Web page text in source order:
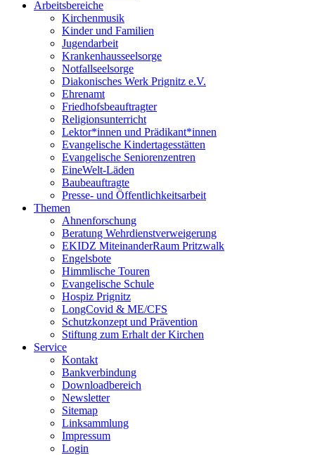
Arbeitsbereiche
Kirchenmusik
Kinder und Familien
Jugendarbeit
Krankenhausseelsorge
Notfallseelsorge
Diakonisches Werk Prignitz e.V.
Ehrenamt
Friedhofsbeauftragter
Religionsunterricht
Lektor*innen und Prädikant*innen
Evangelische Kindertagesstätten
Evangelische Seniorenzentren
EineWelt-Läden
Baubeauftragte
Presse- und Öffentlichkeitsarbeit
Themen
Ahnenforschung
Beratung Wehrdienstverweigerung
EKIDZ MiteinanderRaum Pritzwalk
Engelsbote
Himmlische Touren
Evangelische Schule
Hospiz Prignitz
LongCovid & ME/CFS
Schutzkonzept und Prävention
Stiftung zum Erhalt der Kirchen
Service
Kontakt
Bankverbindung
Downloadbereich
Newsletter
Sitemap
Linksammlung
Impressum
Login